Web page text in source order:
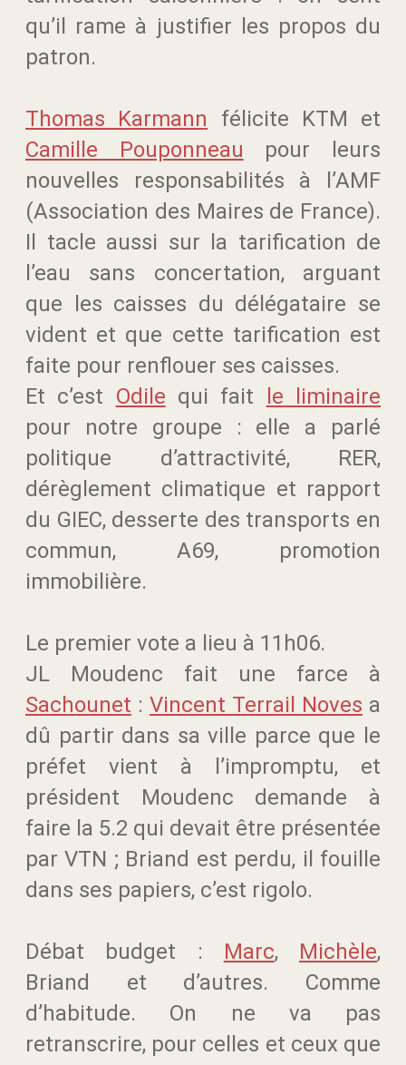
qu’il rame à justifier les propos du
patron.
Thomas Karmann félicite KTM et
Camille Pouponneau pour leurs
nouvelles responsabilités à l’AMF
(Association des Maires de France).
Il tacle aussi sur la tarification de
l’eau sans concertation, arguant
que les caisses du délégataire se
vident et que cette tarification est
faite pour renflouer ses caisses.
Et c’est Odile qui fait le liminaire
pour notre groupe : elle a parlé
politique d’attractivité, RER,
dérèglement climatique et rapport
du GIEC, desserte des transports en
commun, A69, promotion
immobilière.
Le premier vote a lieu à 11h06.
JL Moudenc fait une farce à
Sachounet : Vincent Terrail Noves a
dû partir dans sa ville parce que le
préfet vient à l’impromptu, et
président Moudenc demande à
faire la 5.2 qui devait être présentée
par VTN ; Briand est perdu, il fouille
dans ses papiers, c’est rigolo.
Débat budget : Marc, Michèle,
Briand et d’autres. Comme
d’habitude. On ne va pas
retranscrire, pour celles et ceux que